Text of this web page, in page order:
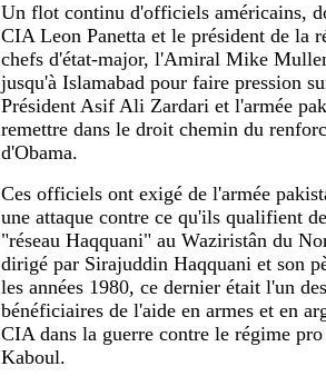
Un flot continu d'officiels américains,
CIA Leon Panetta et le président de la
chefs d'état-major, l'Amiral Mike
jusqu'à Islamabad pour faire pression
Président Asif Ali Zardari et l'armée
remettre dans le droit chemin du
d'Obama.
Ces officiels ont exigé de l'armée
une attaque contre ce qu'ils qualifient
"réseau Haqquani" au Waziristân du
dirigé par Sirajuddin Haqquani et son
les années 1980, ce dernier était l'un
bénéficiaires de l'aide en armes et en
CIA dans la guerre contre le régime
Kaboul.